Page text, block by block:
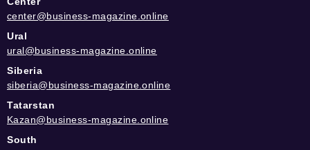
center@business-magazine.online
Ural
ural@business-magazine.online
Siberia
siberia@business-magazine.online
Tatarstan
Kazan@business-magazine.online
South